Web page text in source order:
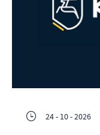
24 - 10 - 2026